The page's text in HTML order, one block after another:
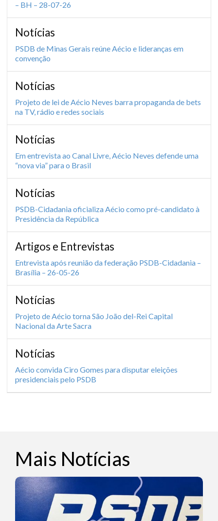
– BH – 28-07-26
Notícias
PSDB de Minas Gerais reúne Aécio e lideranças em
convenção
Notícias
Projeto de lei de Aécio Neves barra propaganda de bets
na TV, rádio e redes sociais
Notícias
Em entrevista ao Canal Livre, Aécio Neves defende uma
“nova via” para o Brasil
Notícias
PSDB-Cidadania oficializa Aécio como pré-candidato à
Presidência da República
Artigos e Entrevistas
Entrevista após reunião da federação PSDB-Cidadania –
Brasília – 26-05-26
Notícias
Projeto de Aécio torna São João del-Rei Capital
Nacional da Arte Sacra
Notícias
Aécio convida Ciro Gomes para disputar eleições
presidenciais pelo PSDB
Mais Notícias